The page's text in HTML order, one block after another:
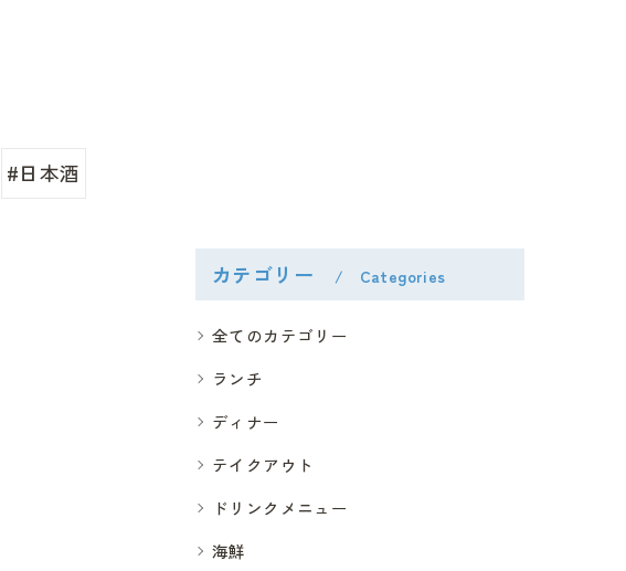
#日本酒
カテゴリー Categories
全てのカテゴリー
ランチ
ディナー
テイクアウト
ドリンクメニュー
海鮮